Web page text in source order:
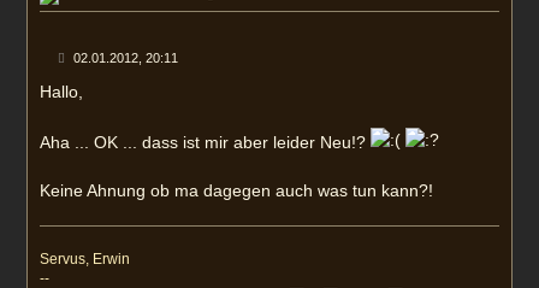
B
i
g
02.01.2012, 20:11
Hallo,
Aha ... OK ... dass ist mir aber leider Neu!?
Keine Ahnung ob ma dagegen auch was tun kann?!
Servus, Erwin
--